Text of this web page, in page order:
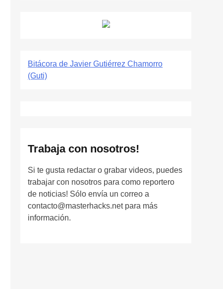
Bitácora de Javier Gutiérrez Chamorro
(Guti)
Trabaja con nosotros!
Si te gusta redactar o grabar videos, puedes
trabajar con nosotros para como reportero
de noticias! Sólo envía un correo a
contacto@masterhacks.net para más
información.